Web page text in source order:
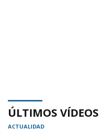
ÚLTIMOS VÍDEOS
ACTUALIDAD